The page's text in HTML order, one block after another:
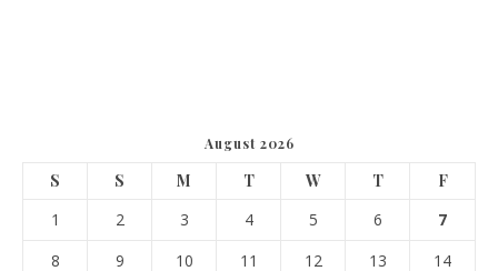
August 2026
S S M T W T
F
1
2 3 4 5 6
7
8
9 10 11 12 13
14